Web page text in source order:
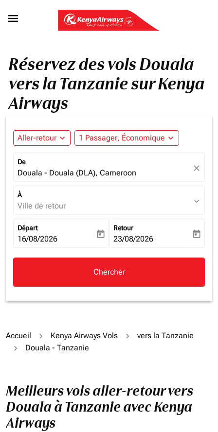

Réservez des vols Douala
vers la Tanzanie sur Kenya
Airways
Aller-retour expand_more 1 Passager, Économique expand_more
De
Douala - Douala (DLA), Cameroon close
À
Ville de retour expand_more
Départ
fc-booking-departure-date-aria-label
16/08/2026 today
Retour
fc-booking-return-date-aria-
23/08/2026 today
Chercher
Accueil Kenya Airways Vols
vers la Tanzanie
Douala - Tanzanie
Meilleurs vols aller-retour vers
Douala à Tanzanie avec Kenya
Airways